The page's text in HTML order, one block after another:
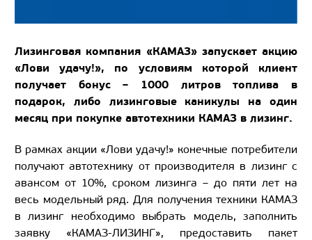
Лизинговая компания «КАМАЗ» запускает акцию
«Лови удачу!», по условиям которой клиент
получает бонус – 1000 литров топлива в
подарок, либо лизинговые каникулы на один
месяц при покупке автотехники КАМАЗ в лизинг.
В рамках акции «Лови удачу!» конечные потребители
получают автотехнику от производителя в лизинг с
авансом от 10%, сроком лизинга – до пяти лет на
весь модельный ряд. Для получения техники КАМАЗ
в лизинг необходимо выбрать модель, заполнить
заявку «КАМАЗ-ЛИЗИНГ», предоставить пакет